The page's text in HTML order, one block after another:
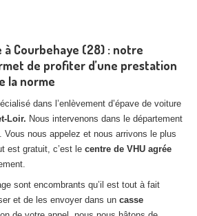
à Courbehaye (28) : notre
de profiter d’une prestation
la norme
dans l’enlèvement d’épave de voiture
Loir. Nous intervenons dans le département
Vous nous appelez et nous arrivons le plus
est gratuit, c’est le centre de VHU agrée
sont encombrants qu’il est tout à fait
et de les envoyer dans un casse